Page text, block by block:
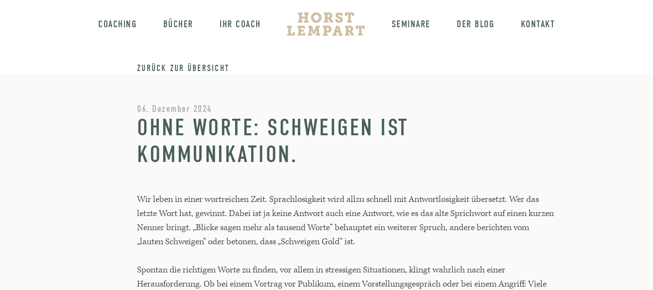
COACHING BÜCHER IHR COACH SEMINARE DER BLOG KONTAKT
ZURÜCK ZUR ÜBERSICHT
06. Dezember 2024
OHNE WORTE: SCHWEIGEN IST
KOMMUNIKATION.
Wir leben in einer wortreichen Zeit. Sprachlosigkeit wird allzu schnell mit Antwortlosigkeit übersetzt. Wer das
letzte Wort hat, gewinnt. Dabei ist ja keine Antwort auch eine Antwort, wie es das alte Sprichwort auf einen kurzen
Nenner bringt. „Blicke sagen mehr als tausend Worte“ behauptet ein weiterer Spruch, andere berichten vom
„lauten Schweigen“ oder betonen, dass „Schweigen Gold“ ist.
Spontan die richtigen Worte zu finden, vor allem in stressigen Situationen, klingt wahrlich nach einer
Herausforderung. Ob bei einem Vortrag vor Publikum, einem Vorstellungsgespräch oder bei einem Angriff: Viele